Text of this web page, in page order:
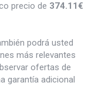
precio de 374.11€
podrá usted
más relevantes
ofertas de
garantía adicional